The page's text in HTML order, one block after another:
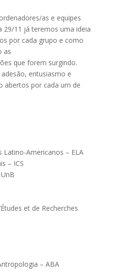
as e equipes
11 já teremos uma ideia
por cada grupo e como
as
que forem surgindo.
entusiasmo e
abertos por cada um de
Americanos – ELA
– ICS
et de Recherches
– ABA